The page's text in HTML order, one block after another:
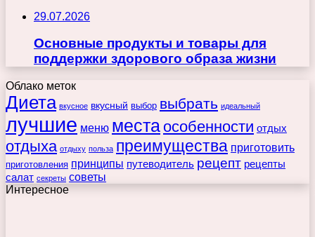
29.07.2026
Основные продукты и товары для
поддержки здорового образа жизни
Облако меток
Диета вкусное вкусный выбор выбрать идеальный
лучшие меню места особенности отдых
отдыха отдыху польза преимущества приготовить
приготовления принципы путеводитель рецепт рецепты
салат секреты советы
Интересное